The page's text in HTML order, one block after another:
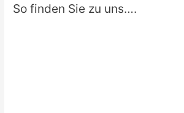
So finden Sie zu uns….